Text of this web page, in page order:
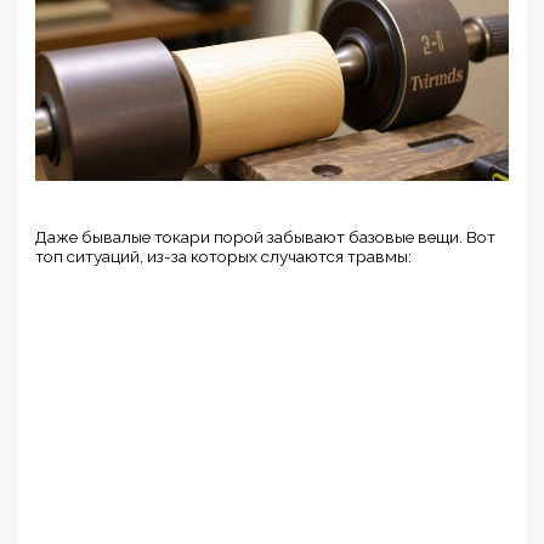
Даже бывалые токари порой забывают базовые вещи. Вот
топ ситуаций, из-за которых случаются травмы: